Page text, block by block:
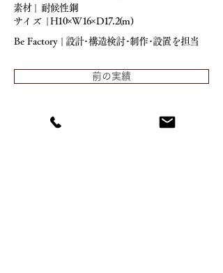
素材| 耐候性鋼
サイズ | H10×W16×D17.2(m)
Be Factory | 設計･構造検討･制作･設置を担当
前の実績